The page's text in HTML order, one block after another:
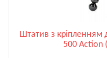
Штатив з кріпленням
500 Action